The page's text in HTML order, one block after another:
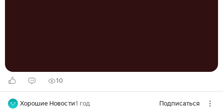
10
Хорошие Новости1 год Подписаться